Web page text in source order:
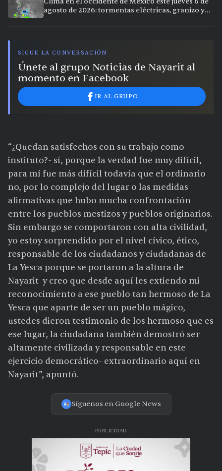
agosto de 2026: tormentas eléctricas, granizo y
SIGUE LA CONVERSACIÓN
Únete al grupo Noticias de Nayarit al
momento en Facebook
IR AL GRUPO
“¿Quedan satisfechos con su trabajo como
instituto?- sí, porque la verdad fue muy difícil,
para mí fue más difícil todavía que el ordinario
no, por lo complejo del lugar o las medidas
afirmativas que hubo mucha confrontación
entre los pueblos mestizos y pueblos originarios.
Sin embargo se comportaron con alta civilidad,
yo estoy sorprendido por el nivel cívico, ético,
responsable de los ciudadanos y ciudadanas de
La Yesca porque se portaron a la altura de
Nayarit y creo que desde aquí les extiendo mi
reconocimiento a ese pueblo tan hermoso de La
Yesca que aparte de ser un pueblo mágico,
ustedes dieron testimonio de los hermoso que es
ese lugar, la ciudadana también demostró ser
altamente civilizada y responsable en este
ejercicio democrático- extraordinario aquí en
Nayarit”, apuntó.
Síguenos en Google News
PUBLICIDAD